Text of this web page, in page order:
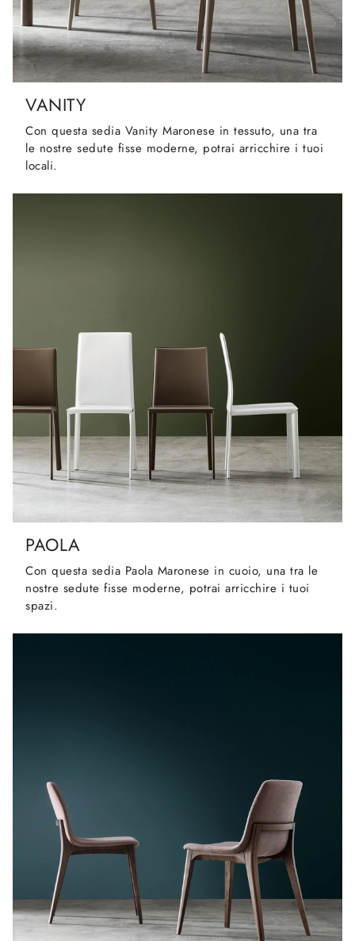
VANITY
Con questa sedia Vanity Maronese in tessuto, una tra
le nostre sedute fisse moderne, potrai arricchire i tuoi
locali.
PAOLA
Con questa sedia Paola Maronese in cuoio, una tra le
nostre sedute fisse moderne, potrai arricchire i tuoi
spazi.